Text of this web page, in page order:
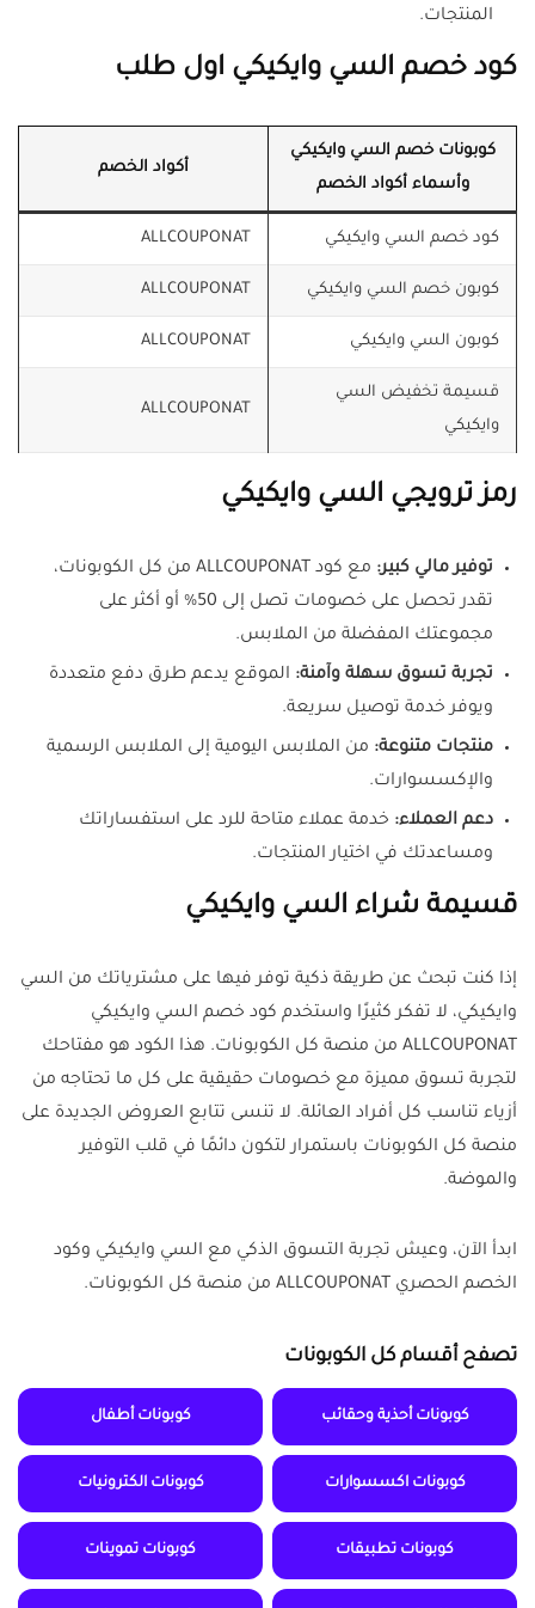
المنتجات.
كود خصم السي وايكيكي اول طلب
كوبونات خصم السي وايكيكي
وأسماء أكواد الخصم
أكواد الخصم
كود خصم السي وايكيكي ALLCOUPONAT
كوبون خصم السي وايكيكي ALLCOUPONAT
كوبون السي وايكيكي ALLCOUPONAT
قسيمة تخفيض السي
وايكيكي
ALLCOUPONAT
رمز ترويجي السي وايكيكي
توفير مالي كبير:
مع كود ALLCOUPONAT من كل الكوبونات،
تقدر تحصل على خصومات تصل إلى 50% أو أكثر على
مجموعتك المفضلة من الملابس.
تجربة تسوق سهلة وآمنة: الموقع يدعم طرق دفع متعددة
ويوفر خدمة توصيل سريعة.
منتجات متنوعة: من الملابس اليومية إلى الملابس الرسمية
والإكسسوارات.
دعم العملاء: خدمة عملاء متاحة للرد على استفساراتك
ومساعدتك في اختيار المنتجات.
قسيمة شراء السي وايكيكي
إذا كنت تبحث عن طريقة ذكية توفر فيها على مشترياتك من السي
وايكيكي، لا تفكر كثيرًا واستخدم كود خصم السي وايكيكي
ALLCOUPONAT من منصة كل الكوبونات. هذا الكود هو مفتاحك
لتجربة تسوق مميزة مع خصومات حقيقية على كل ما تحتاجه من
أزياء تناسب كل أفراد العائلة. لا تنسى تتابع العروض الجديدة على
منصة كل الكوبونات باستمرار لتكون دائمًا في قلب التوفير
والموضة.
ابدأ الآن، وعيش تجربة التسوق الذكي مع السي وايكيكي وكود
الخصم الحصري ALLCOUPONAT من منصة كل الكوبونات.
تصفح أقسام كل الكوبونات
كوبونات أحذية وحقائب كوبونات أطفال
كوبونات اكسسوارات كوبونات الكترونيات
كوبونات تطبيقات كوبونات تموينات